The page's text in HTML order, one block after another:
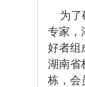
为了
专家，
好者组
湖南省
栋，会